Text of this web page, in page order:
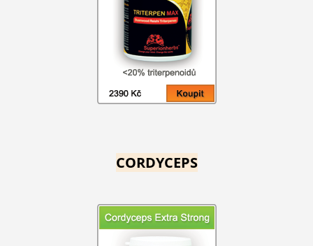
CORDYCEPS